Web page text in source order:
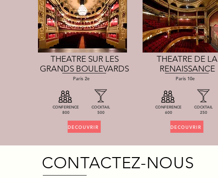
THEATRE SUR LES
GRANDS BOULEVARDS
Paris 2e
CONFERENCE
800
COCKTAIL
500
DECOUVRIR
THEATRE DE LA
RENAISSANCE
Paris 10e
CONFERENCE
600
COCKTAIL
250
DECOUVRIR
CONTACTEZ-NOUS